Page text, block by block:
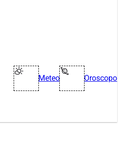
Meteo Oroscopo